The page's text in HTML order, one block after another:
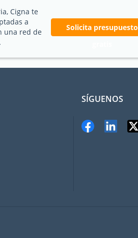
Cigna te
a
una red de
Solicita presupuesto
SÍGUENOS